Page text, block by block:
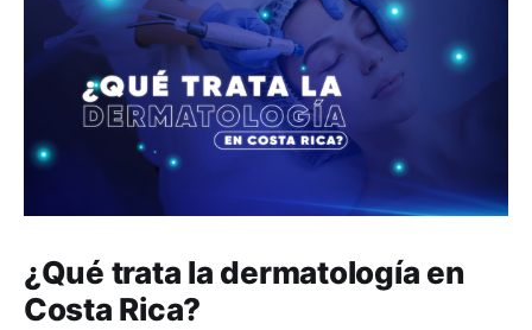
¿Qué trata la dermatología en
Costa Rica?